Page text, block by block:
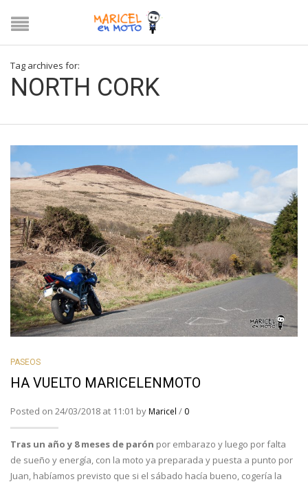
Tag archives for:
NORTH CORK
PASEOS
HA VUELTO MARICELENMOTO
Posted on 24/03/2018 at 11:01 byMaricel / 0
Tras un año y 8 meses de parón por embarazo y luego por falta
de sueño y energía, con la moto ya preparada y puesta a punto por
Juan, habíamos previsto que si el sábado hacía bueno, cogería la